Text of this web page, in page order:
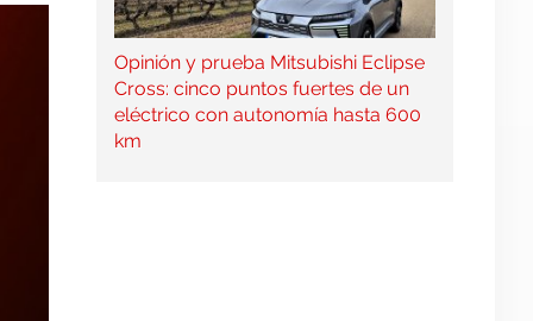
Opinión y prueba Mitsubishi Eclipse
Cross: cinco puntos fuertes de un
eléctrico con autonomía hasta 600
km